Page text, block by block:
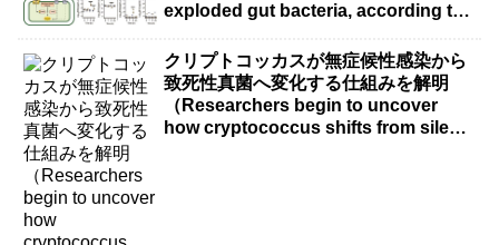
exploded gut bacteria, according to
クリプトコッカスが無症候性感染から
致死性真菌へ変化する仕組みを解明
（Researchers begin to uncover
how cryptococcus shifts from silent